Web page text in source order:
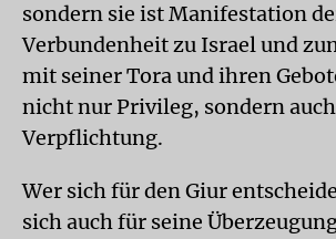
sondern sie ist Manifestation
Verbundenheit zu Israel und
mit seiner Tora und ihren
nicht nur Privileg, sondern
Verpflichtung.
Wer sich für den Giur
sich auch für seine